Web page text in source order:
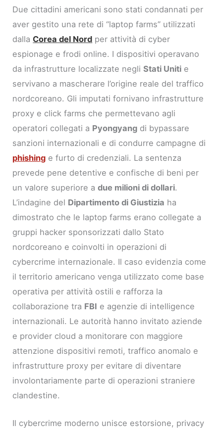
Due cittadini americani sono stati condannati per
aver gestito una rete di “laptop farms” utilizzati
dallaCorea del Nord per attività di cyber
espionage e frodi online. I dispositivi operavano
da infrastrutture localizzate negliStati Uniti e
servivano a mascherare l’origine reale del traffico
nordcoreano. Gli imputati fornivano infrastrutture
proxy e click farms che permettevano agli
operatori collegati a Pyongyang di bypassare
sanzioni internazionali e di condurre campagne di
phishing e furto di credenziali. La sentenza
prevede pene detentive e confische di beni per
un valore superiore adue milioni di dollari.
L’indagine del Dipartimento di Giustizia ha
dimostrato che le laptop farms erano collegate a
gruppi hacker sponsorizzati dallo Stato
nordcoreano e coinvolti in operazioni di
cybercrime internazionale. Il caso evidenzia come
il territorio americano venga utilizzato come base
operativa per attività ostili e rafforza la
collaborazione tra FBI e agenzie di intelligence
internazionali. Le autorità hanno invitato aziende
e provider cloud a monitorare con maggiore
attenzione dispositivi remoti, traffico anomalo e
infrastrutture proxy per evitare di diventare
involontariamente parte di operazioni straniere
clandestine.
Il cybercrime moderno unisce estorsione, privacy